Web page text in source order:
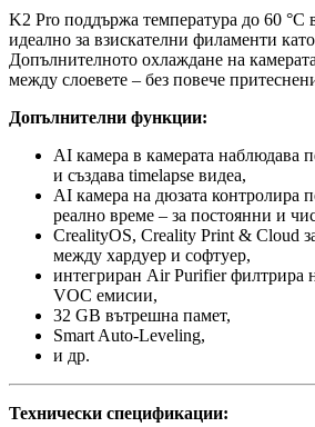
K2 Pro поддържа температура до 60 °C
идеално за взискателни филаменти
Допълнителното охлаждане на
между слоевете – без повече
Допълнителни функции:
AI камера в камерата наблюдава
и създава timelapse видеа,
AI камера на дюзата контролира
реално време – за постоянни и
CrealityOS, Creality Print & Cloud
между хардуер и софтуер,
интегриран Air Purifier филтрира
VOC емисии,
32 GB вътрешна памет,
Smart Auto-Leveling,
и др.
Технически спецификации: